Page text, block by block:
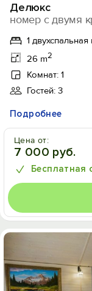
Делюкс
номер с двумя
1
26 m2
Комнат: 1
Гостей: 3
Подробнее
Цена от:
7 000 руб.
Бесплатная